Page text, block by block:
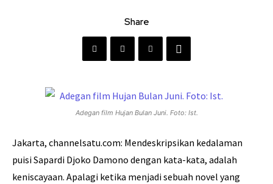
Share
Adegan film Hujan Bulan Juni. Foto: Ist.
Jakarta, channelsatu.com: Mendeskripsikan kedalaman
puisi Sapardi Djoko Damono dengan kata-kata, adalah
keniscayaan. Apalagi ketika menjadi sebuah novel yang